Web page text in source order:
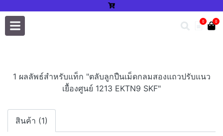
0 0
1 ผลลัพธ์สำหรับแท็ก "ตลับลูกปืนเม็ดกลมสองแถวปรับแนว
เยื้องศูนย์ 1213 EKTN9 SKF"
สินค้า (1)